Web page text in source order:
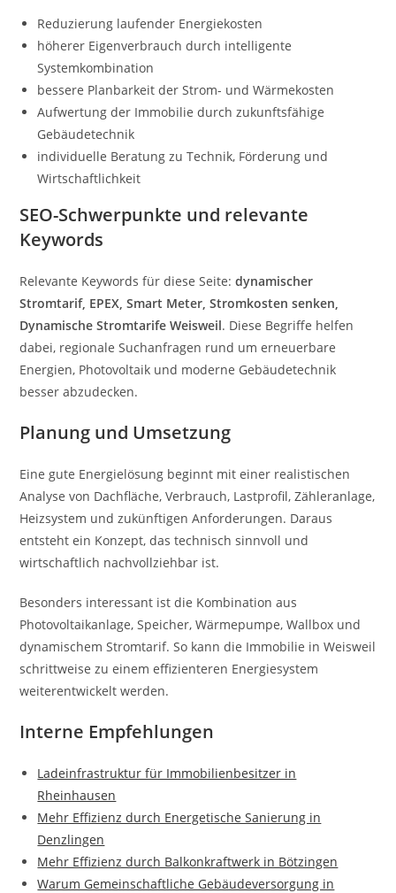
Reduzierung laufender Energiekosten
höherer Eigenverbrauch durch intelligente
Systemkombination
bessere Planbarkeit der Strom- und Wärmekosten
Aufwertung der Immobilie durch zukunftsfähige
Gebäudetechnik
individuelle Beratung zu Technik, Förderung und
Wirtschaftlichkeit
SEO-Schwerpunkte und relevante
Keywords
Relevante Keywords für diese Seite:dynamischer
Stromtarif, EPEX, Smart Meter, Stromkosten senken,
Dynamische Stromtarife Weisweil. Diese Begriffe helfen
dabei, regionale Suchanfragen rund um erneuerbare
Energien, Photovoltaik und moderne Gebäudetechnik
besser abzudecken.
Planung und Umsetzung
Eine gute Energielösung beginnt mit einer realistischen
Analyse von Dachfläche, Verbrauch, Lastprofil, Zähleranlage,
Heizsystem und zukünftigen Anforderungen. Daraus
entsteht ein Konzept, das technisch sinnvoll und
wirtschaftlich nachvollziehbar ist.
Besonders interessant ist die Kombination aus
Photovoltaikanlage, Speicher, Wärmepumpe, Wallbox und
dynamischem Stromtarif. So kann die Immobilie in Weisweil
schrittweise zu einem effizienteren Energiesystem
weiterentwickelt werden.
Interne Empfehlungen
Ladeinfrastruktur für Immobilienbesitzer in
Rheinhausen
Mehr Effizienz durch Energetische Sanierung in
Denzlingen
Mehr Effizienz durch Balkonkraftwerk in Bötzingen
Warum Gemeinschaftliche Gebäudeversorgung in